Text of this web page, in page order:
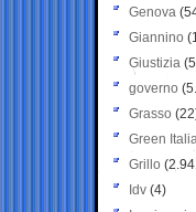
Genova
Giannino
Giustizia
governo
Grasso
Green
Grillo
Idv (4)